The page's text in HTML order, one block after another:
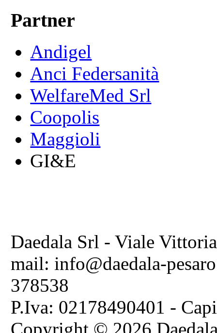
Partner
Andigel
Anci Federsanità
WelfareMed Srl
Coopolis
Maggioli
GI&E
Daedala Srl - Viale
mail: info@daedala-
378538
P.Iva: 02178490401 -